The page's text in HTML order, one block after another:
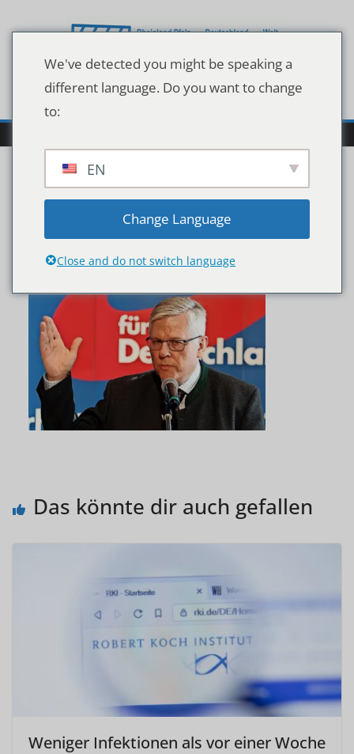
Inhalt
Bildschirmfoto 2024-01-
31 um 11.39.44
Das könnte dir auch gefallen
Weniger Infektionen als vor einer Woche
We've detected you might be speaking a
different language. Do you want to change
to:
EN
Change Language
Close and do not switch language